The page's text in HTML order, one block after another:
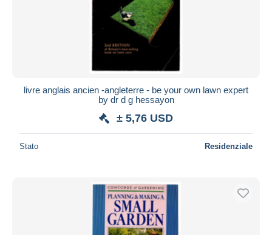
livre anglais ancien -angleterre - be your own lawn expert
by dr d g hessayon
± 5,76 USD
Stato Residenziale